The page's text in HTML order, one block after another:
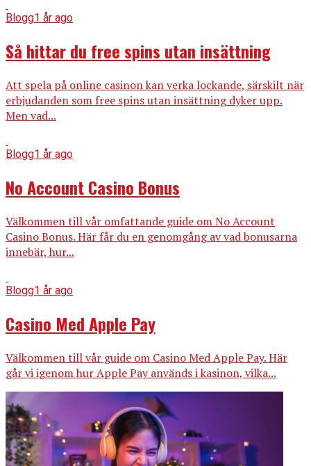
Blogg1 år ago
Så hittar du free spins utan insättning
Att spela på online casinon kan verka lockande, särskilt när
erbjudanden som free spins utan insättning dyker upp.
Men vad...
Blogg1 år ago
No Account Casino Bonus
Välkommen till vår omfattande guide om No Account
Casino Bonus. Här får du en genomgång av vad bonusarna
innebär, hur...
Blogg1 år ago
Casino Med Apple Pay
Välkommen till vår guide om Casino Med Apple Pay. Här
går vi igenom hur Apple Pay används i kasinon, vilka...